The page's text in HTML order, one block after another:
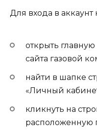
Для входа в
открыть
сайта газовой
найти в шапке
«Личный
кликнуть на
расположенную